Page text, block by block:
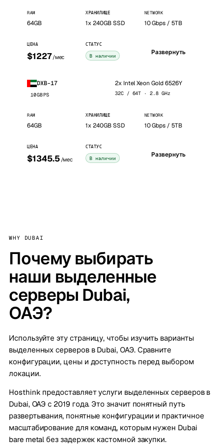
RAM
64GB
ХРАНИЛИЩЕ
1x 240GB SSD
NETWORK
10 Gbps / 5TB
ЦЕНА
$1227 /мес
СТАТУС
В наличии Развернуть
DXB-17
10GBPS
2x Intel Xeon Gold 6526Y
32C / 64T · 2.8 GHz
RAM
64GB
ХРАНИЛИЩЕ
1x 240GB SSD
NETWORK
10 Gbps / 5TB
ЦЕНА
$1345.5 /мес
СТАТУС
В наличии Развернуть
WHY DUBAI
Почему выбирать
наши выделенные
серверы Dubai,
ОАЭ?
Используйте эту страницу, чтобы изучить варианты
выделенных серверов в Dubai, ОАЭ. Сравните
конфигурации, цены и доступность перед выбором
локации.
Hosthink предоставляет услуги выделенных серверов в
Dubai, ОАЭ с 2019 года. Это значит понятный путь
развертывания, понятные конфигурации и практичное
масштабирование для команд, которым нужен Dubai
bare metal без задержек кастомной закупки.